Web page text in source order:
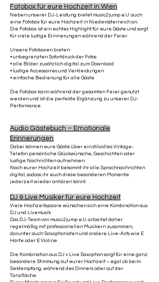
Fotobox für eure Hochzeit in Wien
Neben unserer DJ-Leistung bietet music2jump e.U. auch
eine Fotobox für eure Hochzeit in Niederösterreich an.
Die Fotobox ist ein echtes Highlight für eure Gäste und sorgt
für viele lustige Erinnerungen während der Feier.
Unsere Fotoboxen bieten:
• unbegrenzten Sofortdruck der Fotos
• alle Bilder zusätzlich digital zum Download
• lustige Accessoires und Verkleidungen
• einfache Bedienung für alle Gäste
Die Fotobox kann während der gesamten Feier genutzt
werden und ist die perfekte Ergänzung zu unserer DJ-
Performance.
Audio Gästebuch – Emotionale
Erinnerungen
Dabei können eure Gäste über ein stilvolles Vintage-
Telefon persönliche Glückwünsche, Geschichten oder
lustige Nachrichten aufnehmen.
Nach eurer Hochzeit bekommt ihr alle Sprachnachrichten
digital, sodass ihr euch diese besonderen Momente
jederzeit wieder anhören könnt.
DJ & Live Musiker für eure Hochzeit
Viele Hochzeitspaare wünschen sich eine Kombination aus
DJ und Livemusik.
Das DJ-Team von music2jump e.U. arbeitet daher
regelmäßig mit professionellen Musikern zusammen,
darunter auch Saxophonisten und andere Live-Acts wie E
Harfe oder E Violine.
Die Kombination aus DJ + Live Saxophon sorgt für eine ganz
besondere Stimmung auf eurer Hochzeit – egal ob beim
Sektempfang, während des Dinners oder auf der
Tanzfläche.